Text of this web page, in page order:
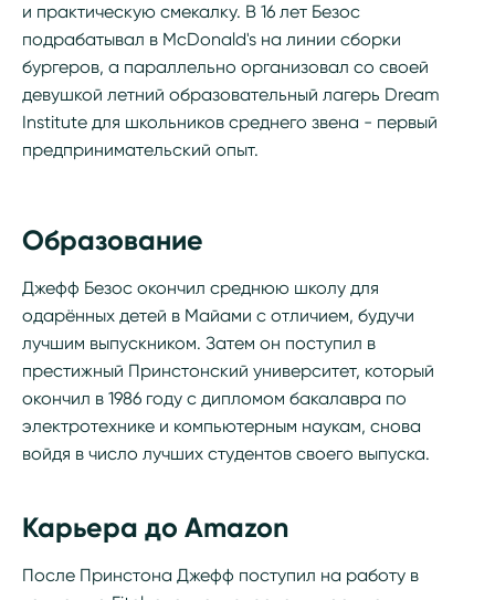
и практическую смекалку. В 16 лет Безос
подрабатывал в McDonald's на линии сборки
бургеров, а параллельно организовал со своей
девушкой летний образовательный лагерь Dream
Institute для школьников среднего звена - первый
предпринимательский опыт.
Образование
Джефф Безос окончил среднюю школу для
одарённых детей в Майами с отличием, будучи
лучшим выпускником. Затем он поступил в
престижный Принстонский университет, который
окончил в 1986 году с дипломом бакалавра по
электротехнике и компьютерным наукам, снова
войдя в число лучших студентов своего выпуска.
Карьера до Amazon
После Принстона Джефф поступил на работу в